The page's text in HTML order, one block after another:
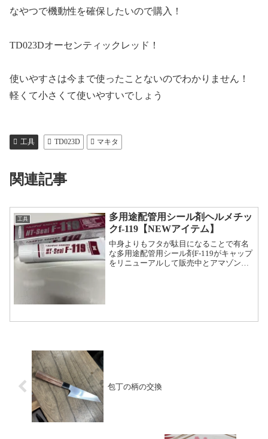
なやつで機動性を確保したいので購入！
TD023Dオーセンティックレッド！
使いやすさは今まで使ったことないのでわかりません！
軽くて小さくて使いやすいでしょう
工具 TD023D マキタ
関連記事
工具
多用途配管用シール剤ヘルメチッ
クf-119【NEWアイテム】
中身よりもフタが駄目になることで有名
な多用途配管用シール剤F-119がキャップ
をリニューアルして販売中とアマゾンの
包丁の柄の交換